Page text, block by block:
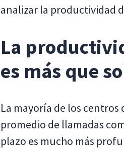
analizar la productividad
La
es más que
La mayoría de los
promedio de llamadas
plazo es mucho más